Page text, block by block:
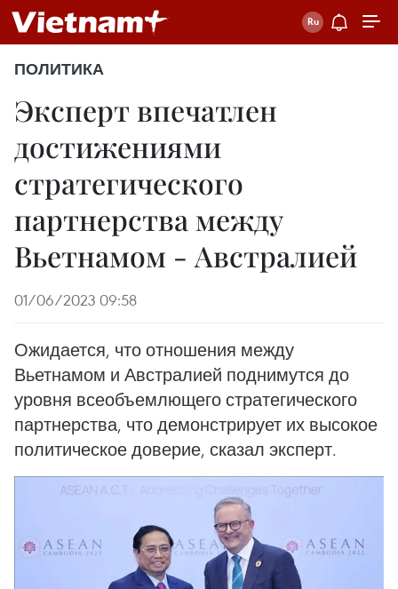
ПОЛИТИКА
Эксперт впечатлен
достижениями
стратегического
партнерства между
Вьетнамом - Австралией
01/06/2023 09:58
Ожидается, что отношения между
Вьетнамом и Австралией поднимутся до
уровня всеобъемлющего стратегического
партнерства, что демонстрирует их высокое
политическое доверие, сказал эксперт.